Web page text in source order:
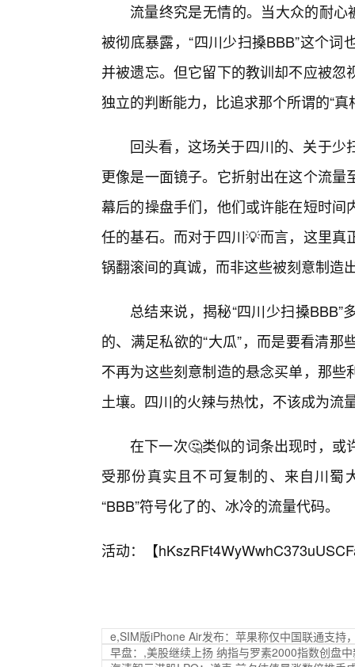
流量终究是无情的。当大众的耐心
被彻底暴露，“四川少扫搡BBB”这个
并被遗忘。但它留下的教训却不应被
独立的判断能力，比追求那个所谓的“真
回头看，这场关于四川的、关于
更像是一面镜子。它折射出在这个流
幕后的操盘手们，他们或许能在短时
任的基石。而对于四川💡而言，这里
锅翻滚间的真诚，而非这些被刻意制造
总结来说，揭秘“四川少扫搡
的、满足私欲的“大瓜”，而是要看清
不再为这些刻意制造的悬念买单，那
土壤。四川的火辣与热忱，不该成为流
在下一次🤔类似的词条出现时，或
受那份真实且不可复制的、来自川蜀
“BBB”符号化了的、冰冷的流量代码。
活动：【
e,SIM版iPhone Air发布：苹果称仅中国联通支持
早盘：,美股继续上扬 纳指与罗素2000指数创盘